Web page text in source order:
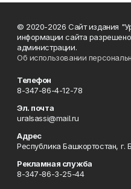
© 2020-2026 Сайт издания
информации сайта
администрации.
Об использовании
Телефон
8-347-86-4-12-78
Эл. почта
uralsassi@mail.ru
Адрес
Республика Башкортостан,
Рекламная служба
8-347-86-3-25-44